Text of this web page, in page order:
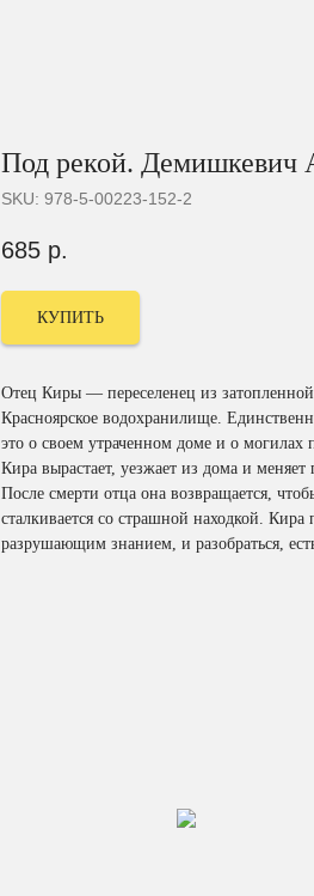
Под рекой. Демишкевич
SKU: 978-5-00223-152-2
685 р.
КУПИТЬ
Отец Киры — переселенец из
Красноярское водохранилище.
это о своем утраченном доме и о могилах
Кира вырастает, уезжает из дома и меняет
После смерти отца она возвращается,
сталкивается со страшной находкой. Кира
разрушающим знанием, и разобраться,